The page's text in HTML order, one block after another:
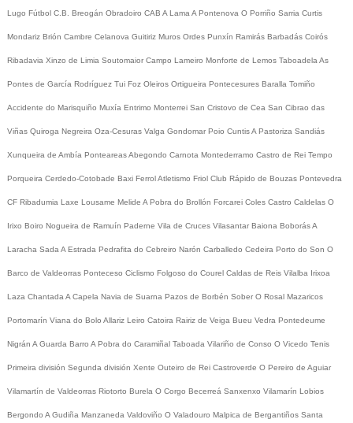
Lugo Fútbol C.B. Breogán Obradoiro CAB A Lama A Pontenova O Porriño Sarria Curtis
Mondariz Brión Cambre Celanova Guitiriz Muros Ordes Punxín Ramirás Barbadás Coirós
Ribadavia Xinzo de Limia Soutomaior Campo Lameiro Monforte de Lemos Taboadela As
Pontes de García Rodríguez Tui Foz Oleiros Ortigueira Pontecesures Baralla Tomiño
Accidente do Marisquiño Muxía Entrimo Monterrei San Cristovo de Cea San Cibrao das
Viñas Quiroga Negreira Oza-Cesuras Valga Gondomar Poio CuntisA Pastoriza Sandiás
Xunqueira de Ambía PonteareasAbegondo Carnota Montederramo Castro de Rei Tempo
Porqueira Cerdedo-Cotobade Baxi FerrolAtletismo Friol Club Rápido de Bouzas Pontevedra
CF Ribadumia Laxe Lousame Melide A Pobra do Brollón Forcarei Coles Castro Caldelas O
Irixo Boiro Nogueira de Ramuín Paderne Vila de Cruces Vilasantar Baiona BoborásA
Laracha Sada A Estrada Pedrafita do Cebreiro Narón Carballedo Cedeira Porto do Son O
Barco de Valdeorras Ponteceso Ciclismo Folgoso do Courel Caldas de Reis Vilalba Irixoa
Laza Chantada A Capela Navia de Suarna Pazos de Borbén Sober O Rosal Mazaricos
Portomarín Viana do Bolo Allariz Leiro Catoira Rairiz de Veiga Bueu Vedra Pontedeume
Nigrán A Guarda Barro A Pobra do Caramiñal Taboada Vilariño de Conso O Vicedo Tenis
Primeira división Segunda división Xente Outeiro de Rei Castroverde O Pereiro de Aguiar
Vilamartín de Valdeorras Riotorto Burela O Corgo Becerreá Sanxenxo Vilamarín Lobios
Bergondo A Gudiña Manzaneda Valdoviño O Valadouro Malpica de Bergantiños Santa